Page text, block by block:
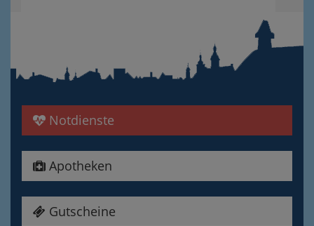
Notdienste
Apotheken
Gutscheine